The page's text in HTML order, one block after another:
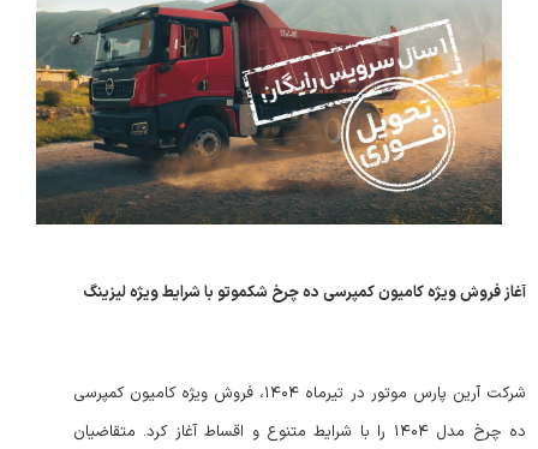
آغاز فروش ویژه کامیون کمپرسی ده چرخ شکموتو با شرایط ویژه لیزینگ
شرکت آرین پارس موتور در تیرماه ۱۴۰۴، فروش ویژه کامیون کمپرسی
ده چرخ مدل ۱۴۰۴ را با شرایط متنوع و اقساط آغاز کرد. متقاضیان